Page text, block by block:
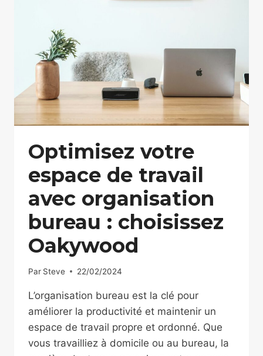
Optimisez votre
espace de travail
avec organisation
bureau : choisissez
Oakywood
Par Steve 22/02/2024
L’organisation bureau est la clé pour
améliorer la productivité et maintenir un
espace de travail propre et ordonné. Que
vous travailliez à domicile ou au bureau, la